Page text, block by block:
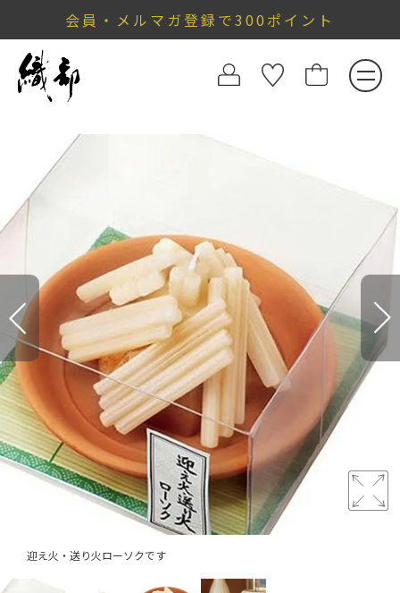
会員・メルマガ登録で300ポイント
迎え火・送り火ローソクです